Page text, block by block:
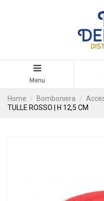
Menu
Home Bomboniera
TULLE ROSSO | H 12,5 CM